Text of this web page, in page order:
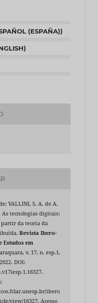
(ESPAÑA))
VALLINI, S. A. de A.
As tecnologias digitais:
partir da teoria da
Revista Ibero-
Estudos em
v. 17, n. esp.1,
DOI:
ibero
view/16327. Acesso